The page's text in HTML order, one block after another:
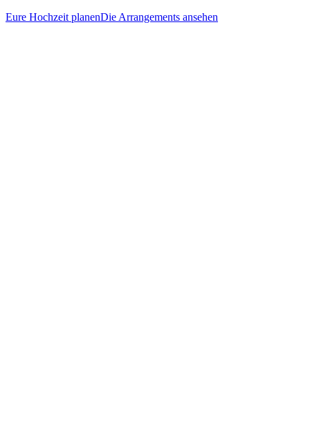
Eure Hochzeit planenDie Arrangements ansehen